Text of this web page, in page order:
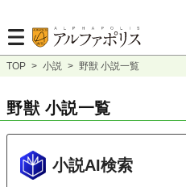
TOP > 小説 > 野獣 小説一覧
野獣 小説一覧
小説AI検索